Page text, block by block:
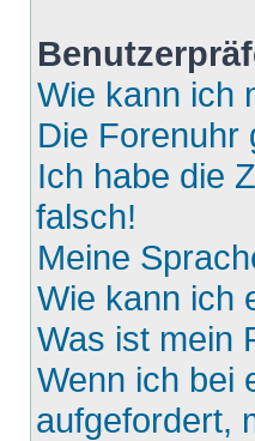
Wie kann ich
Die Forenuhr
Ich habe die
falsch!
Meine
Wie kann ich
Was ist mein
Wenn ich bei
aufgefordert,